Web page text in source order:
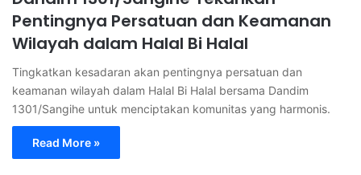
Pentingnya Persatuan dan Keamanan
Wilayah dalam Halal Bi Halal
Tingkatkan kesadaran akan pentingnya persatuan dan
keamanan wilayah dalam Halal Bi Halal bersama Dandim
1301/Sangihe untuk menciptakan komunitas yang harmonis.
Read More »